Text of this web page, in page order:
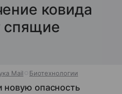
ковида
спящие
Mail Биотехнологии
опасность